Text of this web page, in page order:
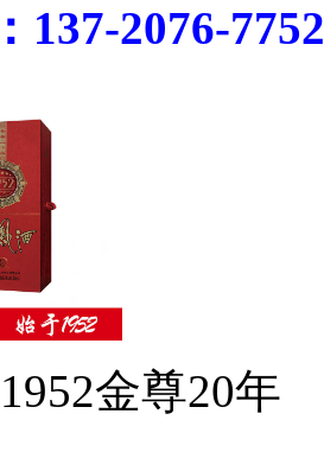
137-2076-7752
金尊20年